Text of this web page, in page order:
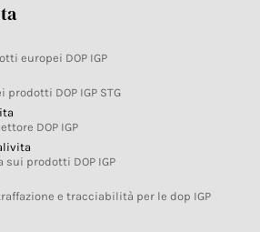
europei DOP IGP
DOP IGP STG
DOP IGP
prodotti DOP IGP
e tracciabilità per le dop IGP